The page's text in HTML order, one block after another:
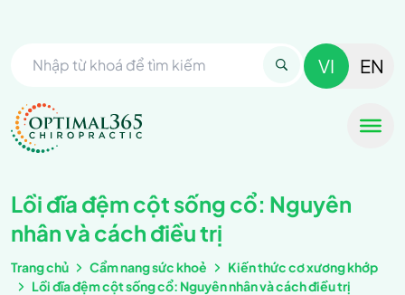
VI EN
Lồi đĩa đệm cột sống cổ: Nguyên
nhân và cách điều trị
Trang chủ Cẩm nang sức khoẻ
Kiến thức cơ xương khớp
Lồi đĩa đệm cột sống cổ: Nguyên nhân và cách điều trị